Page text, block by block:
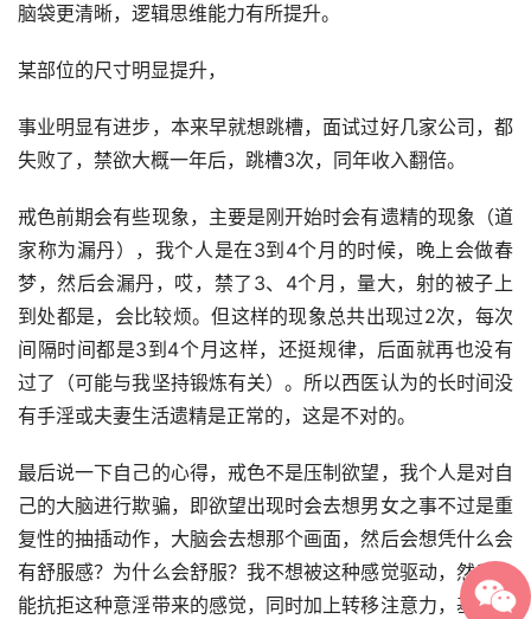
脑袋更清晰，逻辑思维能力有所提升。
某部位的尺寸明显提升，
事业明显有进步，本来早就想跳槽，面试过好几家公司，都
失败了，禁欲大概一年后，跳槽3次，同年收入翻倍。
戒色前期会有些现象，主要是刚开始时会有遗精的现象（道
家称为漏丹），我个人是在3到4个月的时候，晚上会做春
梦，然后会漏丹，哎，禁了3、4个月，量大，射的被子上
到处都是，会比较烦。但这样的现象总共出现过2次，每次
间隔时间都是3到4个月这样，还挺规律，后面就再也没有
过了（可能与我坚持锻炼有关）。所以西医认为的长时间没
有手淫或夫妻生活遗精是正常的，这是不对的。
最后说一下自己的心得，戒色不是压制欲望，我个人是对自
己的大脑进行欺骗，即欲望出现时会去想男女之事不过是重
复性的抽插动作，大脑会去想那个画面，然后会想凭什么会
有舒服感？为什么会舒服？我不想被这种感觉驱动，然后本
能抗拒这种意淫带来的感觉，同时加上转移注意力，基本也